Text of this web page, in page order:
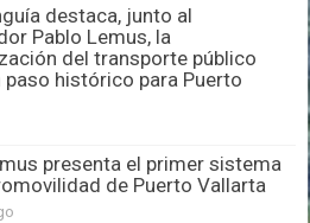
destaca, junto al
Pablo Lemus, la
del transporte público
paso histórico para Puerto
presenta el primer sistema
de Puerto Vallarta